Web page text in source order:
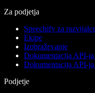
Za podjetja
Speechify za
Ekipe
Izobraževanje
Dokumentacija API-
Dokumentacija API-ja
Podjetje